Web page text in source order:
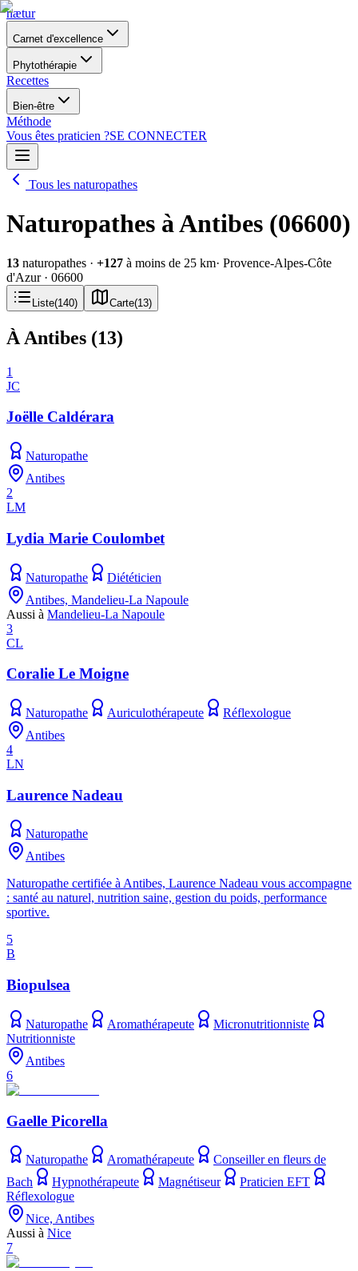
nætur
Carnet d'excellence
Phytothérapie
Recettes
Bien-être
Méthode
Vous êtes praticien ?SE CONNECTER
Tous les naturopathes
Naturopathes à Antibes (06600)
13 naturopathes · +127 à moins de 25 km· Provence-Alpes-Côte
d'Azur· 06600
Liste(140) Carte(13)
À Antibes (13)
1
JC
Joëlle Caldérara
Naturopathe
Antibes
2
LM
Lydia Marie Coulombet
Naturopathe
Diététicien
Antibes, Mandelieu-La Napoule
Aussi à Mandelieu-La Napoule
3
CL
Coralie Le Moigne
Naturopathe Auriculothérapeute
Réflexologue
Antibes
4
LN
Laurence Nadeau
Naturopathe
Antibes
Naturopathe certifiée à Antibes, Laurence Nadeau vous accompagne
: santé au naturel, nutrition saine, gestion du poids, performance
sportive.
5
B
Biopulsea
Naturopathe Aromathérapeute
Micronutritionniste
Nutritionniste
Antibes
6
Gaelle Picorella
Naturopathe Aromathérapeute
Conseiller en fleurs de
Bach
Hypnothérapeute Magnétiseur
Praticien EFT
Réflexologue
Nice, Antibes
Aussi à Nice
7